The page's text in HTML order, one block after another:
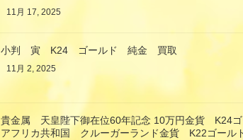
11月 17, 2025
小判 寅 K24 ゴールド 純金 買取
11月 2, 2025
貴金属 天皇陛下御在位60年記念 10万円金貨 K24
アフリカ共和国 クルーガーランド金貨 K22ゴー